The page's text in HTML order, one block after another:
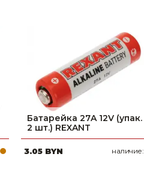
Батарейка 27A 12V (упак.
2 шт.) REXANT
3.05 BYN наличие: